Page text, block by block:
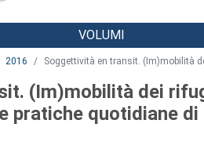
VOLUMI
2016 Soggettività en transit. (Im)mobilità
(Im)mobilità dei
pratiche quotidiane